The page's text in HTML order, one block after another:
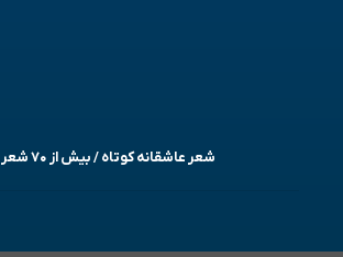
شعر عاشقانه کوتاه / بیش از ۷۰ شعر زیبا